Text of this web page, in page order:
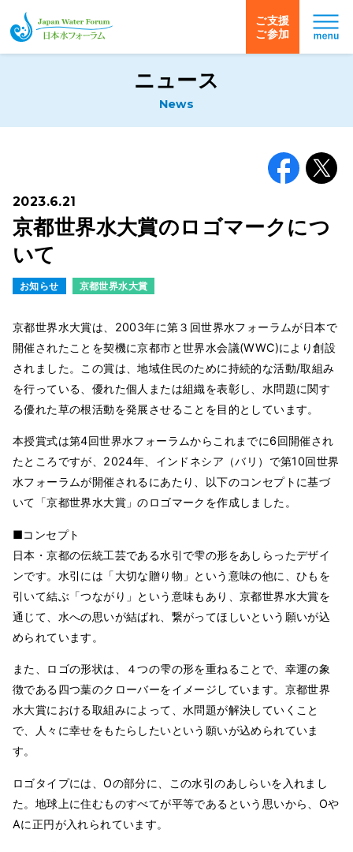
日本水フォーラム
ご支援
ご参加
ニュース
News
2023.6.21
京都世界水大賞のロゴマークにつ
いて
お知らせ 京都世界水大賞
京都世界水大賞は、2003年に第３回世界水フォーラムが日本で
開催されたことを契機に京都市と世界水会議(WWC)により創設
されました。この賞は、地域住民のために持続的な活動/取組み
を行っている、優れた個人または組織を表彰し、水問題に関す
る優れた草の根活動を発展させることを目的としています。
本授賞式は第4回世界水フォーラムからこれまでに6回開催され
たところですが、2024年、インドネシア（バリ）で第10回世界
水フォーラムが開催されるにあたり、以下のコンセプトに基づ
いて「京都世界水大賞」のロゴマークを作成しました。
■コンセプト
日本・京都の伝統工芸である水引で雫の形をあしらったデザイ
ンです。水引には「大切な贈り物」という意味の他に、ひもを
引いて結ぶ「つながり」という意味もあり、京都世界水大賞を
通じて、水への思いが結ばれ、繋がってほしいという願いが込
められています。
また、ロゴの形状は、４つの雫の形を重ねることで、幸運の象
徴である四つ葉のクローバーをイメージしています。京都世界
水大賞における取組みによって、水問題が解決していくこと
で、人々に幸せをもたらしたいという願いが込められていま
す。
ロゴタイプには、Oの部分に、この水引のあしらいを入れまし
た。地球上に住むものすべてが平等であるという思いから、Oや
Aに正円が入れられています。